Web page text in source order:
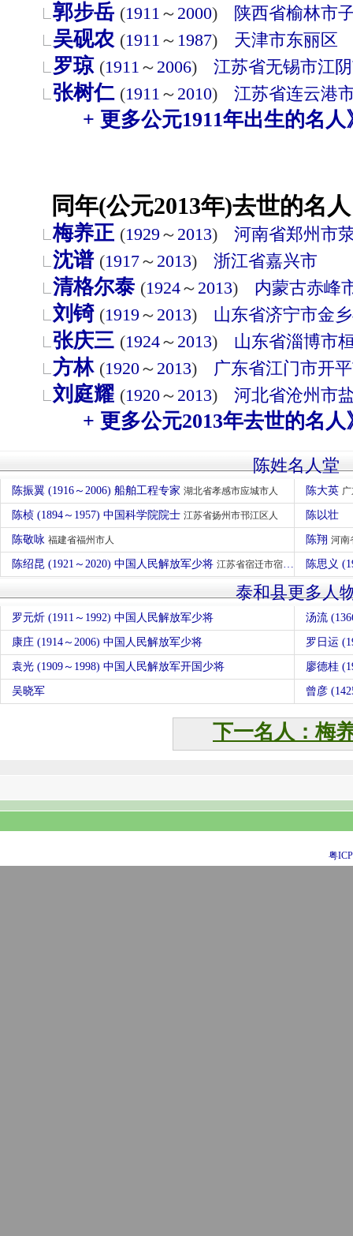
郭步岳 (1911 ～ 2000) 陕西省榆林市
吴砚农 (1911 ～ 1987) 天津市东丽区
罗琼 (1911 ～ 2006) 江苏省无锡市江
张树仁 (1911 ～ 2010) 江苏省连云港
+ 更多公元1911年出生的名人
同年(公元2013年)去世的名
梅养正 (1929 ～ 2013) 河南省郑州市
沈谱 (1917～ 2013) 浙江省嘉兴市
清格尔泰 (1924～ 2013) 内蒙古赤峰
刘锜 (1919 ～ 2013) 山东省济宁市金
张庆三 (1924～ 2013) 山东省淄博市
方林 (1920～ 2013) 广东省江门市开
刘庭耀 (1920～ 2013) 河北省沧州市
+ 更多公元2013年去世的名人
陈姓名人堂
陈振翼 (1916～2006) 船舶工程专家 湖北省孝感市应城市人 陈大英
陈桢 (1894～1957) 中国科学院院士 江苏省扬州市邗江区人 陈以壮
陈敬咏 福建省福州市人 陈翔 河南
陈绍昆 (1921～2020) 中国人民解放军少将 江苏省宿迁市宿豫区人 陈思义
泰和县更多人
罗元炘 (1911～1992) 中国人民解放军少将 汤流
康庄 (1914～2006) 中国人民解放军少将 罗日运
袁光 (1909～1998) 中国人民解放军开国少将 廖德桂
吴晓军 曾彦
下一名人：梅
粤